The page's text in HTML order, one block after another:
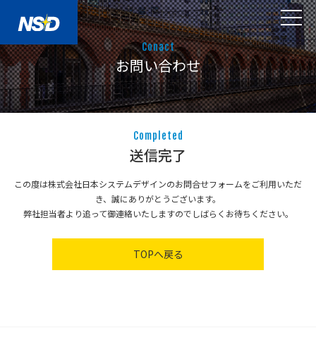
Conact
お問い合わせ
Completed
送信完了
この度は株式会社日本システムデザインのお問合せフォームをご利用いただ
き、誠にありがとうございます。
弊社担当者より追って御連絡いたしますのでしばらくお待ちください。
TOPへ戻る